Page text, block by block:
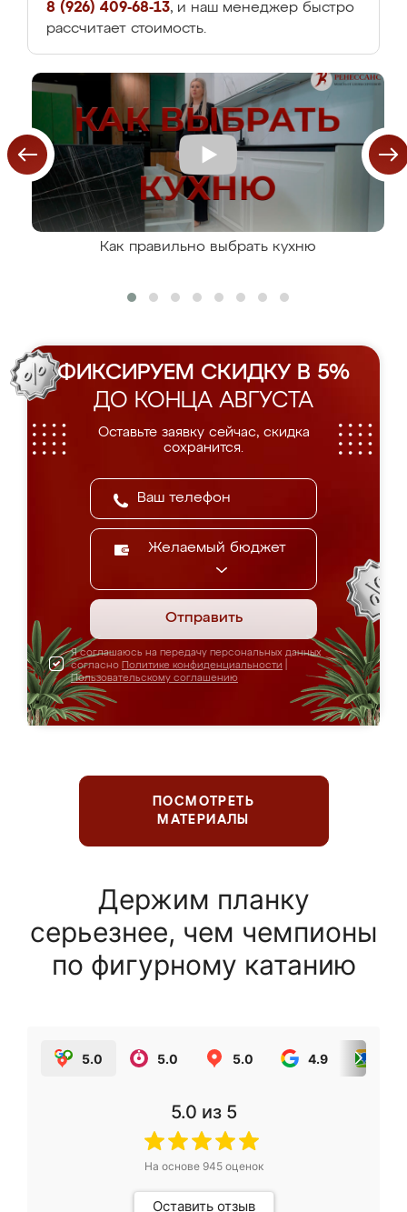
8 (926) 409-68-13, и наш менеджер быстро
рассчитает стоимость.
Как правильно выбрать кухню
ФИКСИРУЕМ СКИДКУ В 5%
ДО КОНЦА АВГУСТА
Оставьте заявку сейчас, скидка
сохранится.
Желаемый бюджет
Отправить
Я соглашаюсь на передачу персональных данных
согласно Политике конфиденциальности
Пользовательскому соглашению
ПОСМОТРЕТЬ
МАТЕРИАЛЫ
Держим планку
серьезнее, чем чемпионы
по фигурному катанию
5.0 5.0 5.0 4.9
5.0 из 5
На основе 945оценок
Оставить отзыв